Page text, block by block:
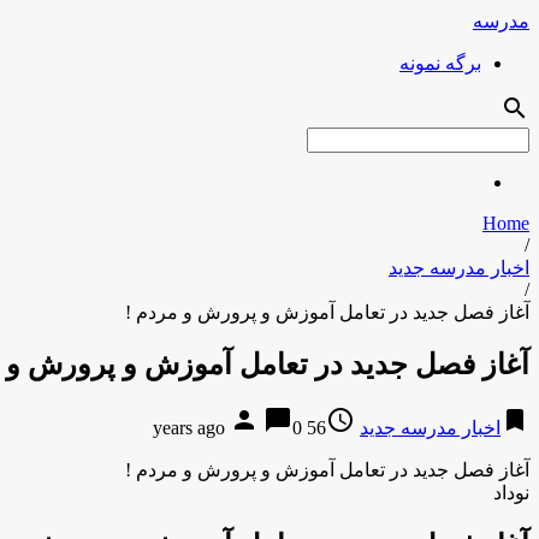
مدرسه
برگه نمونه
search
Home
/
اخبار مدرسه جدید
/
آغاز فصل جدید در تعامل آموزش و پرورش و مردم !
آغاز فصل جدید در تعامل آموزش و پرورش
bookmark اخبار مدرسه جدید access_time
56 years ago
person chat_bubble0
آغاز فصل جدید در تعامل آموزش و پرورش و مردم !
نوداد